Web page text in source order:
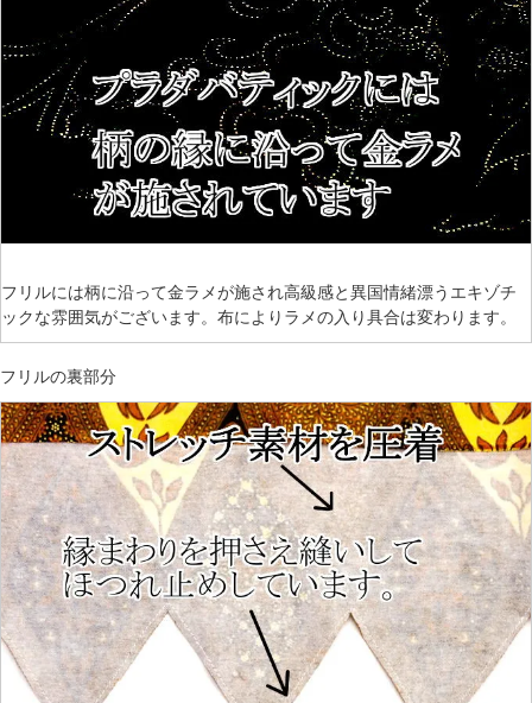
フリルには柄に沿って金ラメが施され高級感と異国情緒漂うエキゾチ
ックな雰囲気がございます。布によりラメの入り具合は変わります。
フリルの裏部分